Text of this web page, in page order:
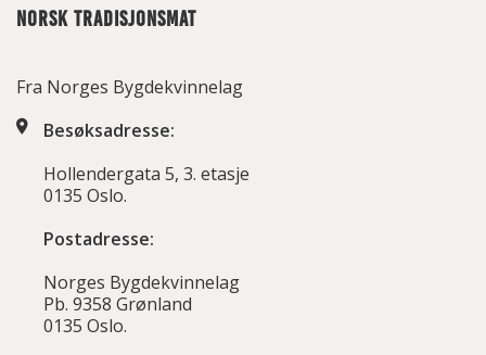
NORSK TRADISJONSMAT
Fra Norges Bygdekvinnelag
Besøksadresse:
Hollendergata 5, 3. etasje
0135 Oslo.
Postadresse:
Norges Bygdekvinnelag
Pb. 9358 Grønland
0135 Oslo.